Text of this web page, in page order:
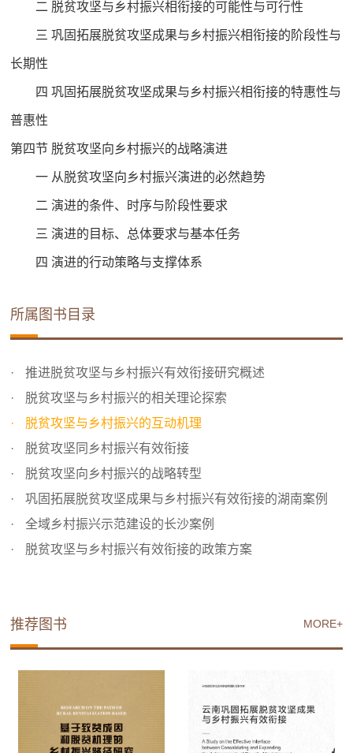
二 脱贫攻坚与乡村振兴相衔接的可能性与可行性
三 巩固拓展脱贫攻坚成果与乡村振兴相衔接的阶段性与
长期性
四 巩固拓展脱贫攻坚成果与乡村振兴相衔接的特惠性与
普惠性
第四节 脱贫攻坚向乡村振兴的战略演进
一 从脱贫攻坚向乡村振兴演进的必然趋势
二 演进的条件、时序与阶段性要求
三 演进的目标、总体要求与基本任务
四 演进的行动策略与支撑体系
所属图书目录
推进脱贫攻坚与乡村振兴有效衔接研究概述
脱贫攻坚与乡村振兴的相关理论探索
脱贫攻坚与乡村振兴的互动机理
脱贫攻坚同乡村振兴有效衔接
脱贫攻坚向乡村振兴的战略转型
巩固拓展脱贫攻坚成果与乡村振兴有效衔接的湖南案例
全域乡村振兴示范建设的长沙案例
脱贫攻坚与乡村振兴有效衔接的政策方案
MORE+
推荐图书